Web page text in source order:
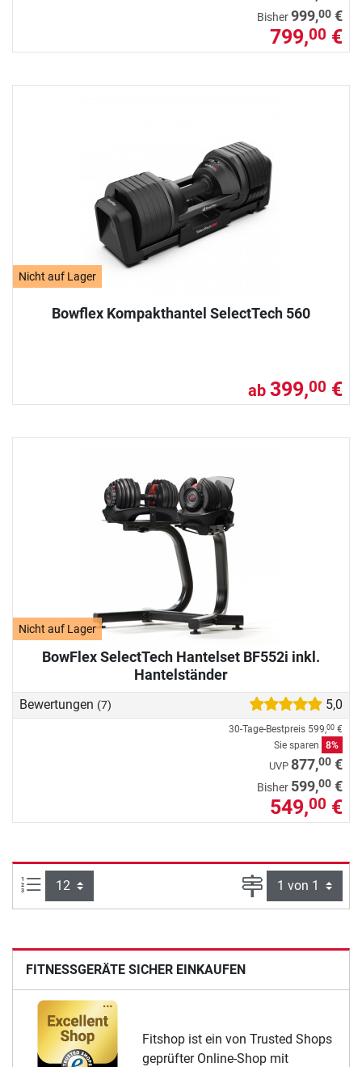
Bisher999,00 €
799,00 €
Nicht auf Lager
Bowflex Kompakthantel SelectTech 560
ab 399,00 €
Nicht auf Lager
BowFlex SelectTech Hantelset BF552i inkl.
Hantelständer
Bewertungen (7) 5,0
30-Tage-Bestpreis 599,00 €
Sie sparen
8%
UVP 877,00 €
Bisher 599,00 €
549,00 €
Artikel pro Seite: Seite
FITNESSGERÄTE SICHER EINKAUFEN
Fitshop ist ein von Trusted Shops
geprüfter Online-Shop mit